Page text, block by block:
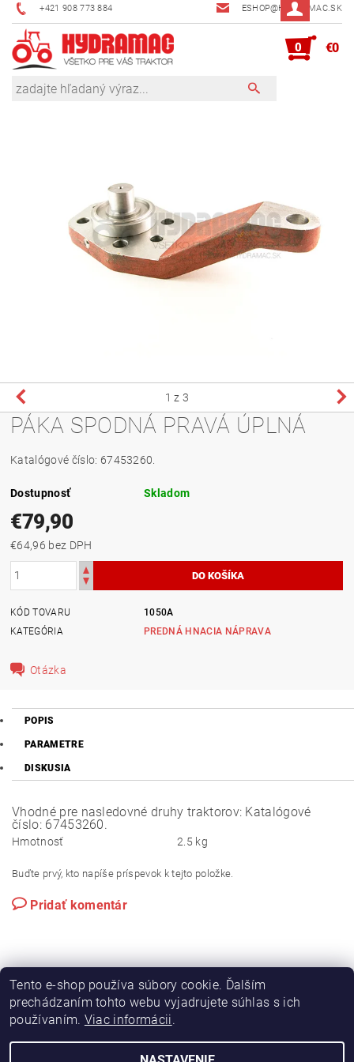
+421 908 773 884 ESHOP@HYDRAMAC.SK
0 €0
1 z 3
PÁKA SPODNÁ PRAVÁ ÚPLNÁ
Katalógové číslo: 67453260.
Dostupnosť Skladom
€79,90
€64,96 bez DPH
KÓD TOVARU
1050A
KATEGÓRIA
PREDNÁ HNACIA NÁPRAVA
Otázka
POPIS
PARAMETRE
DISKUSIA
Vhodné pre nasledovné druhy traktorov: Katalógové
číslo: 67453260.
Hmotnosť 2.5 kg
Buďte prvý, kto napíše príspevok k tejto položke.
Pridať komentár
Výroba hydraulických hadíc
Tento e-shop používa súbory cookie. Ďalším
prechádzaním tohto webu vyjadrujete súhlas s ich
používaním. Viac informácii.